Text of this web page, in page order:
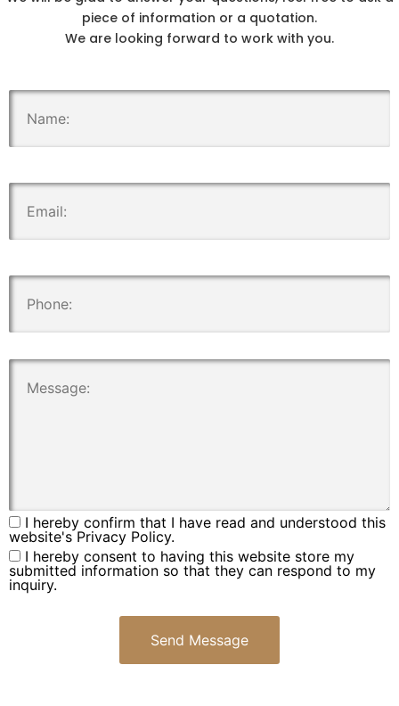
piece of information or a quotation.
We are looking forward to work with you.
I hereby confirm that I have read and understood this
website's Privacy Policy.
I hereby consent to having this website store my
submitted information so that they can respond to my
inquiry.